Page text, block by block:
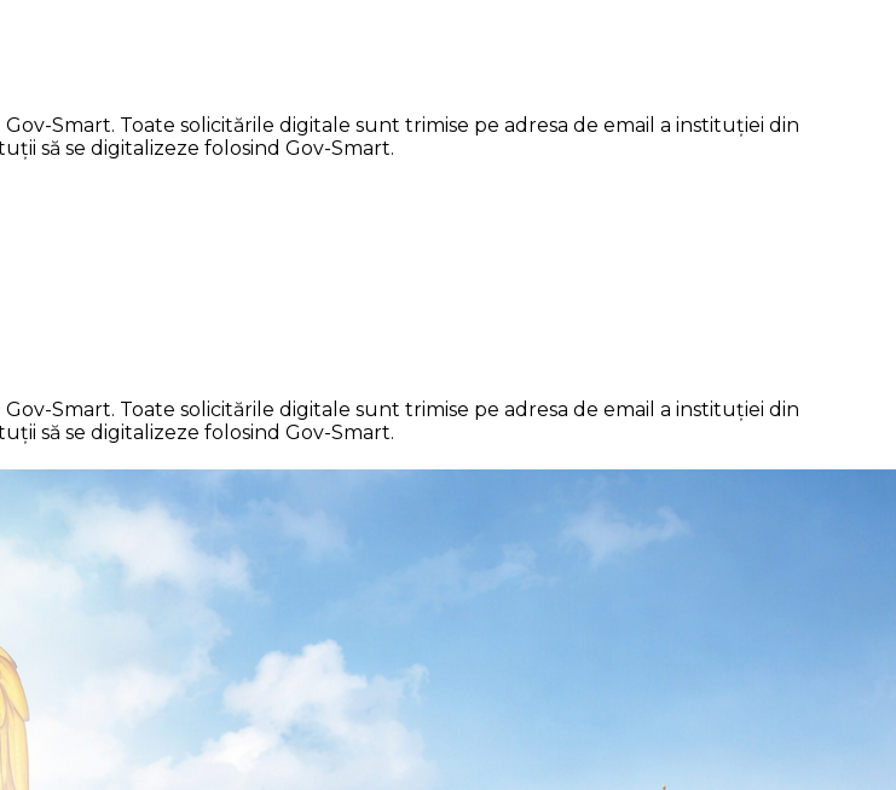
Smart. Toate solicitările digitale sunt trimise pe adresa de email a instituției din
să se digitalizeze folosind Gov-Smart.
Smart. Toate solicitările digitale sunt trimise pe adresa de email a instituției din
să se digitalizeze folosind Gov-Smart.